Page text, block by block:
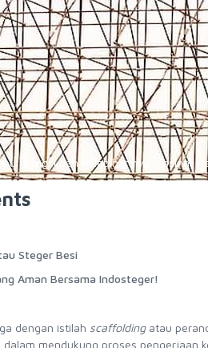
Fungsi dan Kelebihannya Masing-
Steger Besi
Aman Bersama Indosteger!
dengan istilah scaffoldingatau
mendukung proses pengerjaan